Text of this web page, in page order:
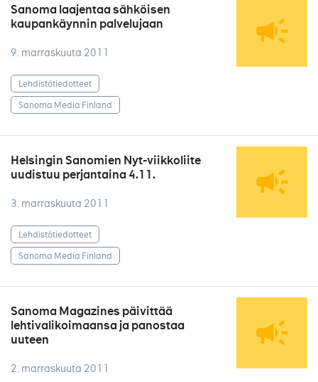
Sanoma laajentaa sähköisen
kaupankäynnin palvelujaan
9. marraskuuta 2011
Lehdistötiedotteet
Sanoma Media Finland
Helsingin Sanomien Nyt-viikkoliite
uudistuu perjantaina 4.11.
3. marraskuuta 2011
Lehdistötiedotteet
Sanoma Media Finland
Sanoma Magazines päivittää
lehtivalikoimaansa ja panostaa
uuteen
2. marraskuuta 2011